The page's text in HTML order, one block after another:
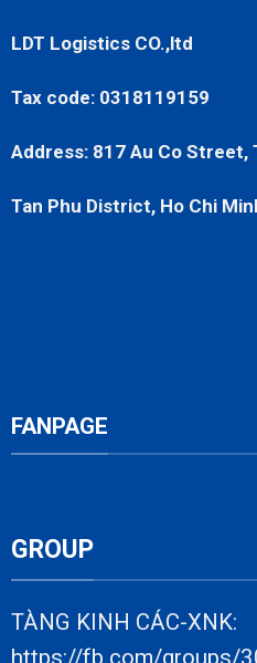
LDT Logistics CO.,ltd
Tax code: 0318119159
Address: 817 Au Co Street,
Tan Phu District, Ho Chi
FANPAGE
GROUP
TÀNG KINH CÁC-XNK: